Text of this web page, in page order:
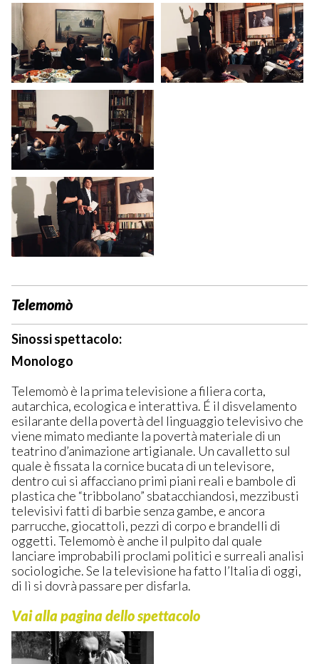
Telemomò
Sinossi spettacolo:
Monologo
Telemomò è la prima televisione a filiera corta,
autarchica, ecologica e interattiva. É il disvelamento
esilarante della povertà del linguaggio televisivo che
viene mimato mediante la povertà materiale di un
teatrino d’animazione artigianale. Un cavalletto sul
quale è fissata la cornice bucata di un televisore,
dentro cui si affacciano primi piani reali e bambole di
plastica che “tribbolano” sbatacchiandosi, mezzibusti
televisivi fatti di barbie senza gambe, e ancora
parrucche, giocattoli, pezzi di corpo e brandelli di
oggetti. Telemomò è anche il pulpito dal quale
lanciare improbabili proclami politici e surreali analisi
sociologiche. Se la televisione ha fatto l’Italia di oggi,
di lì si dovrà passare per disfarla.
Vai alla pagina dello spettacolo